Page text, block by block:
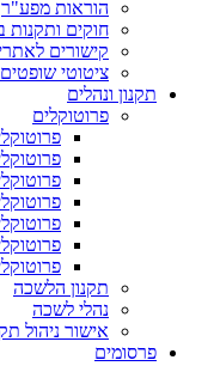
הוראות מפע"ר
חוקים
קישורים
ציטוטי
תקנון ונהלים
פרוטוקלים
פרוטוקלים
פרוטוקלים
פרוטוקלים
פרוטוקלים
פרוטוקלים
פרוטוקלים
פרוטוקלים
תקנון הלשכה
נהלי לשכה
אישור ניהול
פרסומים